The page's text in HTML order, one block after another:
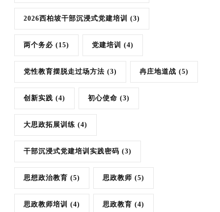
2026西柏坡干部沉浸式党建培训 (3)
两个务必 (15) 党建培训 (4)
党性教育摆脱走过场方法 (3) 冉庄地道战 (5)
创新实践 (4) 初心使命 (3)
大思政拓展训练 (4)
干部沉浸式党建培训实践密码 (3)
思想政治教育 (5) 思政教师 (5)
思政教师培训 (4) 思政教育 (4)